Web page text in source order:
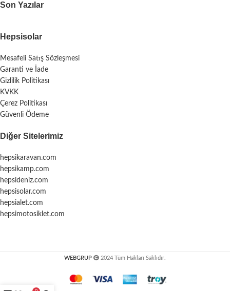
Son Yazılar
Hepsisolar
Mesafeli Satış Sözleşmesi
Garanti ve İade
Gizlilik Politikası
KVKK
Çerez Politikası
Güvenli Ödeme
Diğer Sitelerimiz
hepsikaravan.com
hepsikamp.com
hepsideniz.com
hepsisolar.com
hepsialet.com
hepsimotosiklet.com
WEBGRUP 2024 Tüm Hakları Saklıdır.